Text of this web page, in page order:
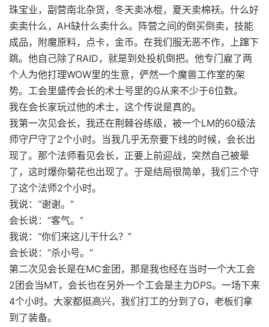
珠宝业，副营南北杂货，冬天卖冰棍，夏天卖棉袄。什么好
卖卖什么，AH缺什么卖什么。阵营之间的倒买倒卖，技能
成品，附魔原料，点卡，金币。在我们服无恶不作，上蹿下
跳。他自己除了RAID，就是到处投机倒把。他专门雇了两
个人为他打理WOW里的生意，俨然一个魔兽工作室的架
势。工会里盛传会长的术士号里的G从来不少于6位数。
我在会长家玩过他的术士，这个传说是真的。
我第一次见会长，我还在荆棘谷练级，被一个LM的60级法
师守尸守了2个小时。当我几乎无奈要下线的时候，会长出
现了。那个法师看见会长，正要上前迎战，突然自己被晕
了，这时爆你菊花也出现了。于是结局很简单，我们三个守
了这个法师2个小时。
我说：“谢谢。”
会长说：“客气。”
我说：“你们来这儿干什么？”
会长说：“杀小号。”
第二次见会长是在MC金团，那是我也经在当时一个大工会
2团会当MT，会长也在另外一个工会是主力DPS。一场下来
4个小时。大家都挺高兴，我们打工的分到了G，老板们拿
到了装备。